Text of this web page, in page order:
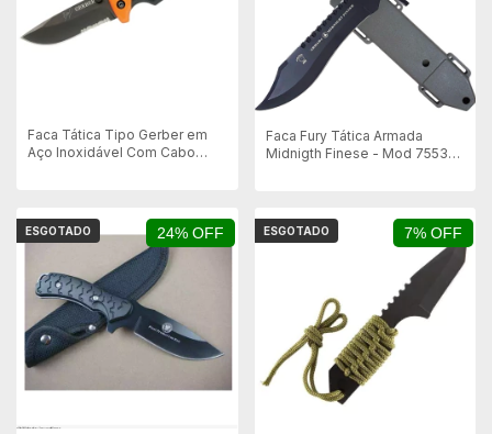
Faca Tática Tipo Gerber em
Aço Inoxidável Com Cabo
Faca Fury Tática Armada
Midnigth Finese - Mod 75536
24% OFF
ESGOTADO 7% OFF
ESGOTADO